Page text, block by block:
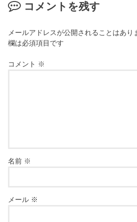
コメントを残す
メールアドレスが公開されることはあり
欄は必須項目です
コメント ※
名前 ※
メール ※